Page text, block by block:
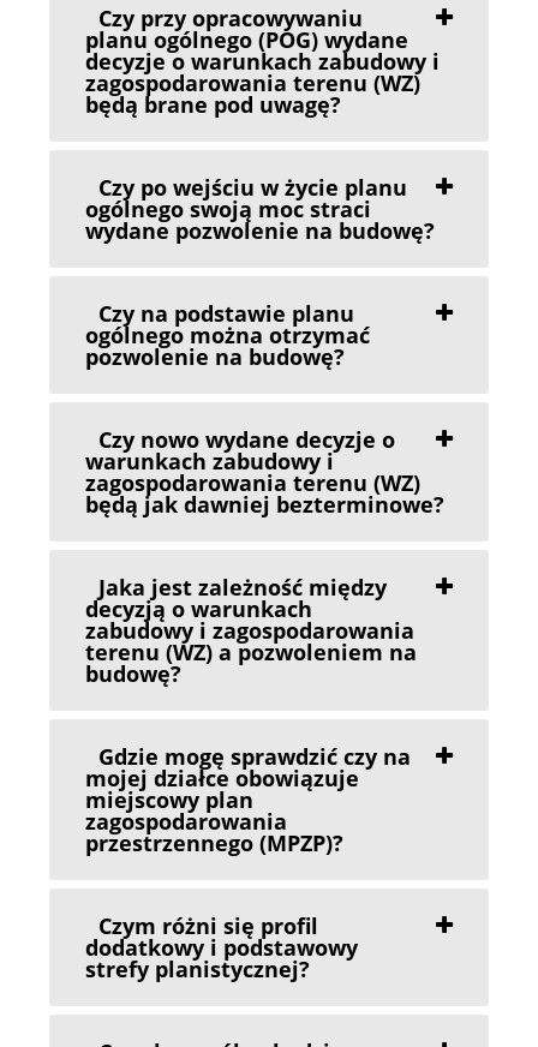
Czy przy opracowywaniu
planu ogólnego (POG) wydane
decyzje o warunkach zabudowy i
zagospodarowania terenu (WZ)
będą brane pod uwagę?
Czy po wejściu w życie planu
ogólnego swoją moc straci
wydane pozwolenie na budowę?
Czy na podstawie planu
ogólnego można otrzymać
pozwolenie na budowę?
Czy nowo wydane decyzje o
warunkach zabudowy i
zagospodarowania terenu (WZ)
będą jak dawniej bezterminowe?
Jaka jest zależność między
decyzją o warunkach
zabudowy i zagospodarowania
terenu (WZ) a pozwoleniem na
budowę?
Gdzie mogę sprawdzić czy na
mojej działce obowiązuje
miejscowy plan
zagospodarowania
przestrzennego (MPZP)?
Czym różni się profil
dodatkowy i podstawowy
strefy planistycznej?